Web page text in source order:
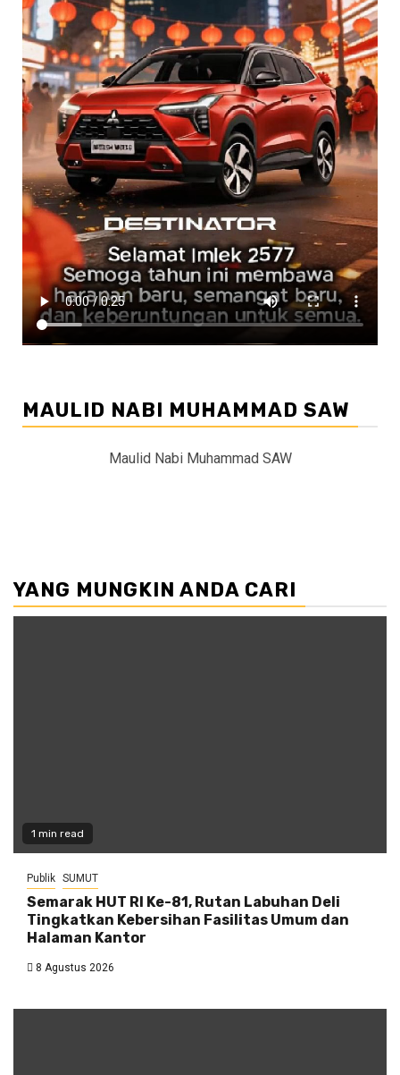
MAULID NABI MUHAMMAD SAW
Maulid Nabi Muhammad SAW
YANG MUNGKIN ANDA CARI
1 min read
Publik SUMUT
Semarak HUT RI Ke-81, Rutan Labuhan Deli
Tingkatkan Kebersihan Fasilitas Umum dan
Halaman Kantor
8 Agustus 2026